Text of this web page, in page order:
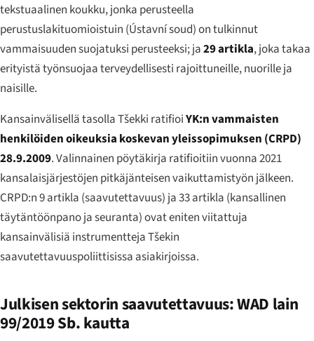
tekstuaalinen koukku, jonka perusteella
perustuslakituomioistuin (Ústavní soud) on tulkinnut
vammaisuuden suojatuksi perusteeksi; ja29 artikla, joka takaa
erityistä työnsuojaa terveydellisesti rajoittuneille, nuorille ja
naisille.
Kansainvälisellä tasolla Tšekki ratifioiYK:n vammaisten
henkilöiden oikeuksia koskevan yleissopimuksen (CRPD)
28.9.2009. Valinnainen pöytäkirja ratifioitiin vuonna 2021
kansalaisjärjestöjen pitkäjänteisen vaikuttamistyön jälkeen.
CRPD:n 9 artikla (saavutettavuus) ja 33 artikla (kansallinen
täytäntöönpano ja seuranta) ovat eniten viitattuja
kansainvälisiä instrumentteja Tšekin
saavutettavuuspoliittisissa asiakirjoissa.
Julkisen sektorin saavutettavuus: WAD lain
99/2019 Sb. kautta